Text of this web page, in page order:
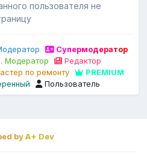
пользователя не
Супермодератор
Модератор
Редактор
по ремонту
PREMIUM
Пользователь
by A+ Dev